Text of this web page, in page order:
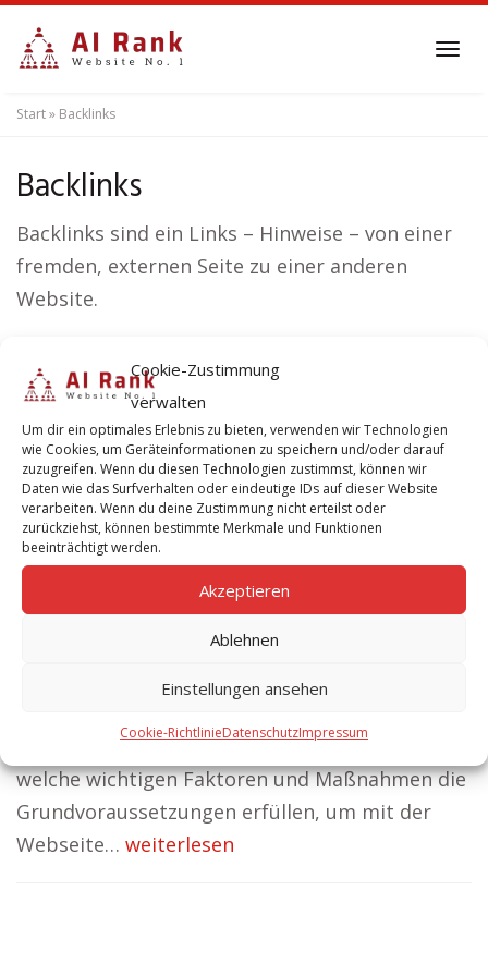
Cookie-Zustimmung
verwalten
Um dir ein optimales Erlebnis zu bieten, verwenden wir Technologien
wie Cookies, um Geräteinformationen zu speichern und/oder darauf
zuzugreifen. Wenn du diesen Technologien zustimmst, können wir
Daten wie das Surfverhalten oder eindeutige IDs auf dieser Website
verarbeiten. Wenn du deine Zustimmung nicht erteilst oder
zurückziehst, können bestimmte Merkmale und Funktionen
beeinträchtigt werden.
Akzeptieren
Ablehnen
Einstellungen ansehen
Cookie-RichtlinieDatenschutzImpressum
content
Start» Backlinks
Backlinks
Backlinks sind ein Links – Hinweise – von einer
fremden, externen Seite zu einer anderen
Website.
Ranking Faktoren für Reichweite
und Sichtbarkeit.
Welche Ranking
Faktoren sind von
entscheidender
Reichweite und
Sichtbarkeit? Es gibt eine Vielzahl von
Maßnahmen, die dazu beitragen, eine Webseite
in die vorderen Positionen bei der
Seite 1. Wir führen Ihnen in diesem Beitrag auf,
welche wichtigen Faktoren und Maßnahmen die
Grundvoraussetzungen erfüllen, um mit der
Webseite… weiterlesen